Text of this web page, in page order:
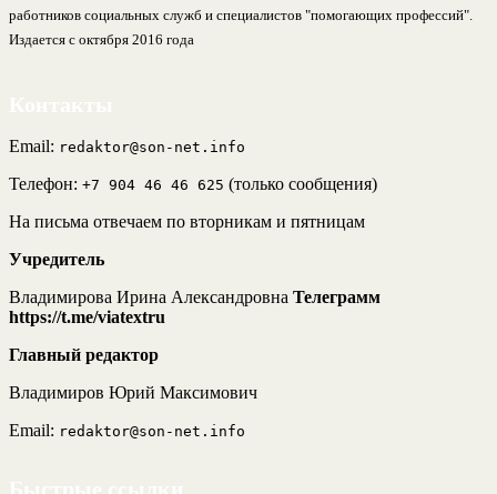
работников социальных служб и специалистов "помогающих профессий".
Издается с октября 2016 года
Email: redaktor@son-net.info
Телефон: +7 904 46 46 625 (только сообщения)
На письма отвечаем по вторникам и пятницам
Учредитель
Владимирова Ирина Александровна Телеграмм
https://t.me/viatextru
Главный редактор
Владимиров Юрий Максимович
Email: redaktor@son-net.info